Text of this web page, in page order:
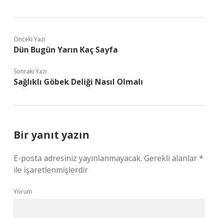
Önceki Yazı
Dün Bugün Yarın Kaç Sayfa
Sonraki Yazı
Sağlıklı Göbek Deliği Nasıl Olmalı
Bir yanıt yazın
E-posta adresiniz yayınlanmayacak. Gerekli alanlar*
ile işaretlenmişlerdir
Yorum